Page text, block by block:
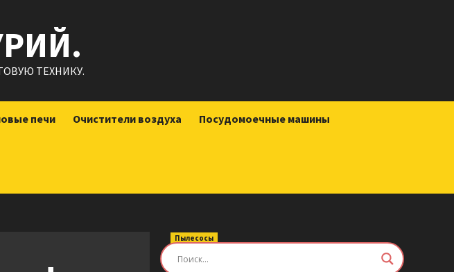
ТЕХНИКУ.
печи Очистители воздуха Посудомоечные машины
Пылесосы
Робот-пылесос Roborock Saros Z70